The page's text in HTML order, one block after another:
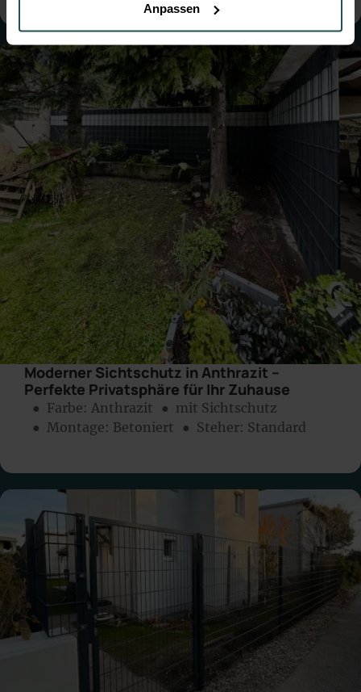
Anpassen
Moderner Sichtschutz in Anthrazit –
Perfekte Privatsphäre für Ihr Zuhause
● Farbe: Anthrazit
● mit Sichtschutz
● Montage: Betoniert ● Steher: Standard